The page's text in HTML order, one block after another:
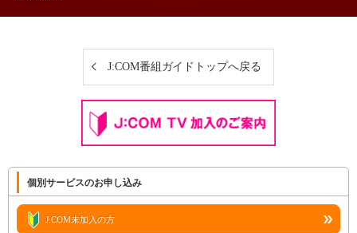
J:COM番組ガイドトップへ戻る
個別サービスのお申し込み
J:COM未加入の方